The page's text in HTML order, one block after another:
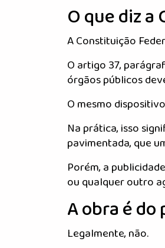
O que diz
A Constituição
O artigo 37,
órgãos públicos
O mesmo
Na prática, isso
pavimentada, que
Porém, a
ou qualquer outro
A obra é
Legalmente, não.